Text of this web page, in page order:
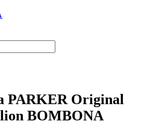
PARKER Original
BOMBONA